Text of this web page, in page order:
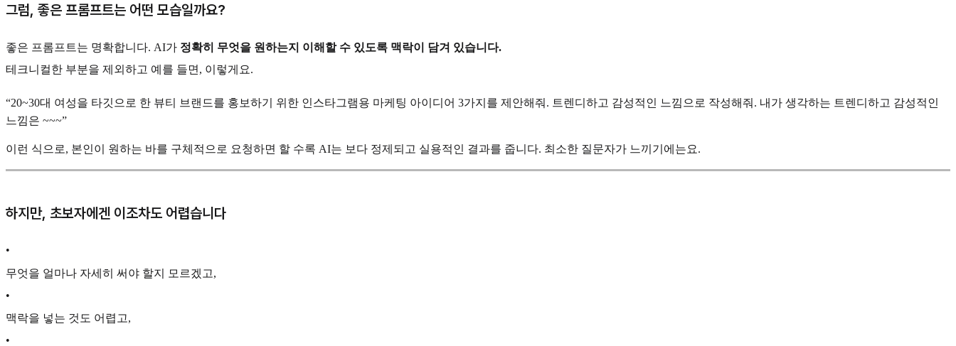
그럼, 좋은 프롬프트는 어떤 모습일까요?
좋은 프롬프트는 명확합니다. AI가 정확히 무엇을 원하는지 이해할 수 있도록 맥락이 담겨 있습니다.
테크니컬한 부분을 제외하고 예를 들면, 이렇게요.
“20~30대 여성을 타깃으로 한 뷰티 브랜드를 홍보하기 위한 인스타그램용 마케팅 아이디어 3가지를 제안해줘. 트렌디하고 감성적인 느낌으로 작성해줘. 내가 생각하는 트렌디하고 감성적인
느낌은 ~~~”
이런 식으로, 본인이 원하는 바를 구체적으로 요청하면 할 수록 AI는 보다 정제되고 실용적인 결과를 줍니다. 최소한 질문자가 느끼기에는요.
하지만, 초보자에겐 이조차도 어렵습니다
•
무엇을 얼마나 자세히 써야 할지 모르겠고,
•
맥락을 넣는 것도 어렵고,
•